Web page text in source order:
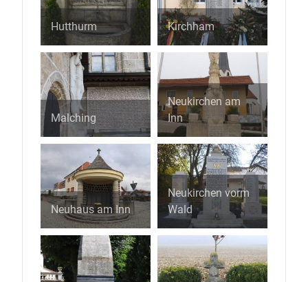
Hutthurm Kirchham
Malching
Neukirchen am
Inn
Neuhaus am Inn
Neukirchen vorm
Wald